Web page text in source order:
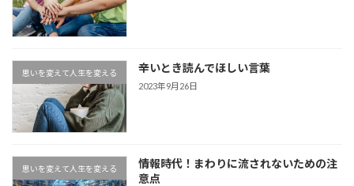
思いを変えて人生を変える 辛いとき読んでほしい言葉
2023年9月26日
思いを変えて人生を変える
情報時代！まわりに流されないための注
意点